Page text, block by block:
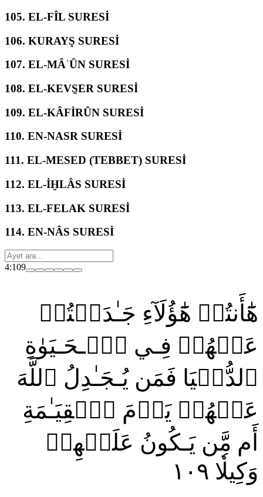
105. EL-FÎL SURESİ
106. KURAYŞ SURESİ
107. EL-MÂʿÛN SURESİ
108. EL-KEVS̱ER SURESİ
109. EL-KÂFİRÛN SURESİ
110. EN-NASR SURESİ
111. EL-MESED (TEBBET) SURESİ
112. EL-İḪLÂS SURESİ
113. EL-FELAK SURESİ
114. EN-NÂS SURESİ
4:109
هَٰٓأَنتُمۡ هَٰٓؤُلَآءِ جَـٰدَلۡتُمۡ
عَنۡهُمۡ فِـي ٱلۡـحَـيَوٰةِ
ٱلدُّنۡيَا فَمَن يُـجَـٰدِلُ ٱللَّهَ
عَنۡهُمۡ يَوۡمَ ٱلۡقِيَـٰمَةِ
أَم مَّن يَـكُونُ عَلَيۡهِمۡ
وَكِيلٗا ١٠٩